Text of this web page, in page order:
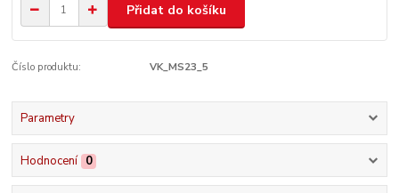
Přidat do košíku
Číslo produktu: VK_MS23_5
Parametry
Hodnocení 0